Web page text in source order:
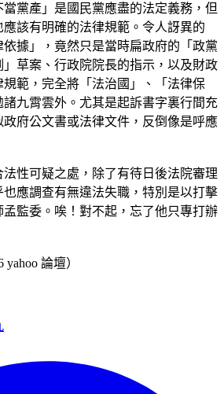
黨產」是國民黨應盡的法定義務，但
該有明確的法律規範。令人訝異的
據」，竟然只是當時扁政府的「政黨
草案、行政院院長的指示，以及財政
範，完全將「法治國」、「法律保
九霄雲外。尤其是起訴書字裏行間充
府公文書或法律文件，反倒像是呼應
性可疑之處，除了有待日後法院審理
應調查有無違法失職，特別是以打擊
監委。唉！對不起，忘了他只專打辦
yahoo 論壇）